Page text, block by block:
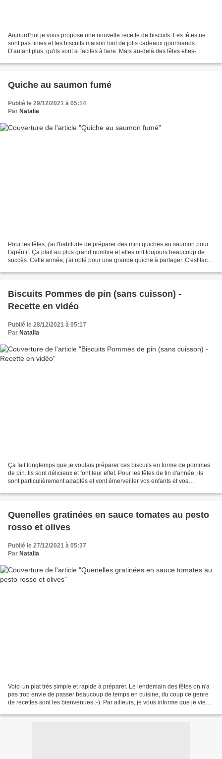
Aujourd'hui je vous propose une nouvelle recette de biscuits. Les fêtes ne
sont pas finies et les biscuits maison font de jolis cadeaux gourmands.
D'autant plus, qu'ils sont si faciles à faire. Mais au-delà des fêtes elles-
Quiche au saumon fumé
Publié le 29/12/2021 à 05:14
Par Natalia
Pour les fêtes, j'ai l'habitude de préparer des mini quiches au saumon pour
l'apéritif. Ça plait au plus grand nombre et elles ont toujours beaucoup de
succès. Cette année, j'ai opté pour une grande quiche à partager. C'est facile
Biscuits Pommes de pin (sans cuisson) -
Recette en vidéo
Publié le 28/12/2021 à 05:17
Par Natalia
Ça fait longtemps que je voulais préparer ces biscuits en forme de pommes
de pin. Ils sont délicieux et font leur effet. Pour les fêtes de fin d'année, ils
sont particulièrement adaptés et vont émerveiller vos enfants et vos
Quenelles gratinées en sauce tomates au pesto
rosso et olives
Publié le 27/12/2021 à 05:37
Par Natalia
Voici un plat très simple et rapide à préparer. Le lendemain des fêtes on n'a
pas trop envie de passer beaucoup de temps en cuisine, du coup ce genre
de recettes sont les bienvenues :-). Par ailleurs, je vous informe que je viens